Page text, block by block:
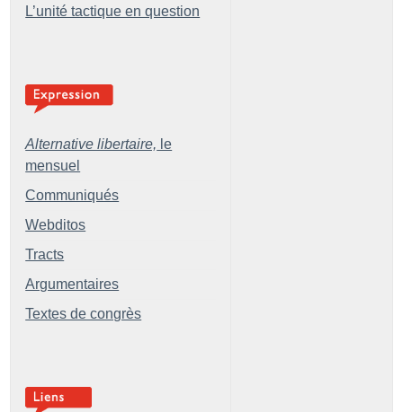
L’unité tactique en question
Alternative libertaire, le
mensuel
Communiqués
Webditos
Tracts
Argumentaires
Textes de congrès